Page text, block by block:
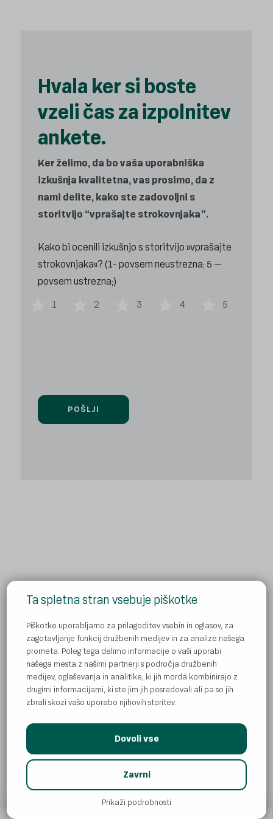
Ta spletna stran vsebuje piškotke
Piškotke uporabljamo za prilagoditev vsebin in oglasov, za
zagotavljanje funkcij družbenih medijev in za analize našega
prometa. Poleg tega delimo informacije o vaši uporabi
našega mesta z našimi partnerji s področja družbenih
medijev, oglaševanja in analitike, ki jih morda kombinirajo z
drugimi informacijami, ki ste jim jih posredovali ali pa so jih
zbrali skozi vašo uporabo njihovih storitev.
Dovoli vse
Zavrni
Prikaži podrobnosti
Hvala ker si boste
vzeli čas za izpolnitev
ankete.
Ker želimo, da bo vaša uporabniška
izkušnja kvalitetna, vas prosimo, da z
nami delite, kako ste zadovoljni s
storitvijo “vprašajte strokovnjaka”.
Kako bi ocenili izkušnjo s storitvijo »vprašajte
strokovnjaka«? (1- povsem neustrezna; 5 –
povsem ustrezna;)
1
2 3 4 5
Kje kupiti Donat preko spleta?
Kontakt
Pravila zasebnosti
Piškotki
Obvestila
© Atlantic Droga Kolinska d.o.o
All rights reserved. ADK is part of
Atlantic Grupa.